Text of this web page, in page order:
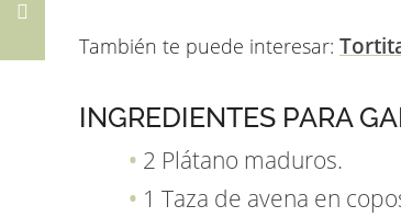
También te puede interesar:
INGREDIENTES PARA
2 Plátano maduros.
1 Taza de avena en